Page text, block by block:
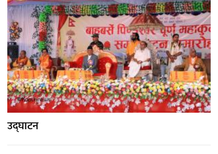
उद्घाटन